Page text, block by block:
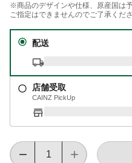
※商品のデザインや仕様、原産国は
ご指定はできませんのでご了承くださ
配送
店舗受取
CAINZ PickUp